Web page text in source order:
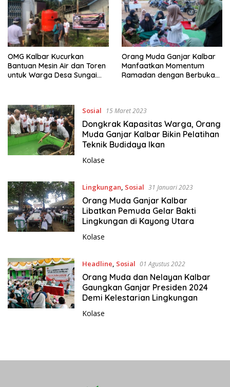
OMG Kalbar Kucurkan
Bantuan Mesin Air dan Toren
untuk Warga Desa Sungai
Orang Muda Ganjar Kalbar
Manfaatkan Momentum
Ramadan dengan Berbuka
Sosial
15 Maret 2023
Dongkrak Kapasitas Warga, Orang
Muda Ganjar Kalbar Bikin Pelatihan
Teknik Budidaya Ikan
Kolase
Lingkungan Sosial 31 Januari 2023
Orang Muda Ganjar Kalbar
Libatkan Pemuda Gelar Bakti
Lingkungan di Kayong Utara
Kolase
Headline Sosial 01 Agustus 2022
Orang Muda dan Nelayan Kalbar
Gaungkan Ganjar Presiden 2024
Demi Kelestarian Lingkungan
Kolase